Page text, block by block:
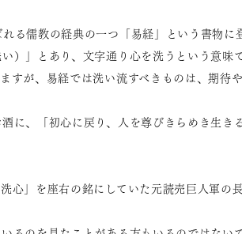
る儒教の経典の一つ「易経」という書物に
）」とあり、文字通り心を洗うという意味
すが、易経では洗い流すべきものは、期待
に、「初心に戻り、人を尊びきらめき生き
心」を座右の銘にしていた元読売巨人軍の